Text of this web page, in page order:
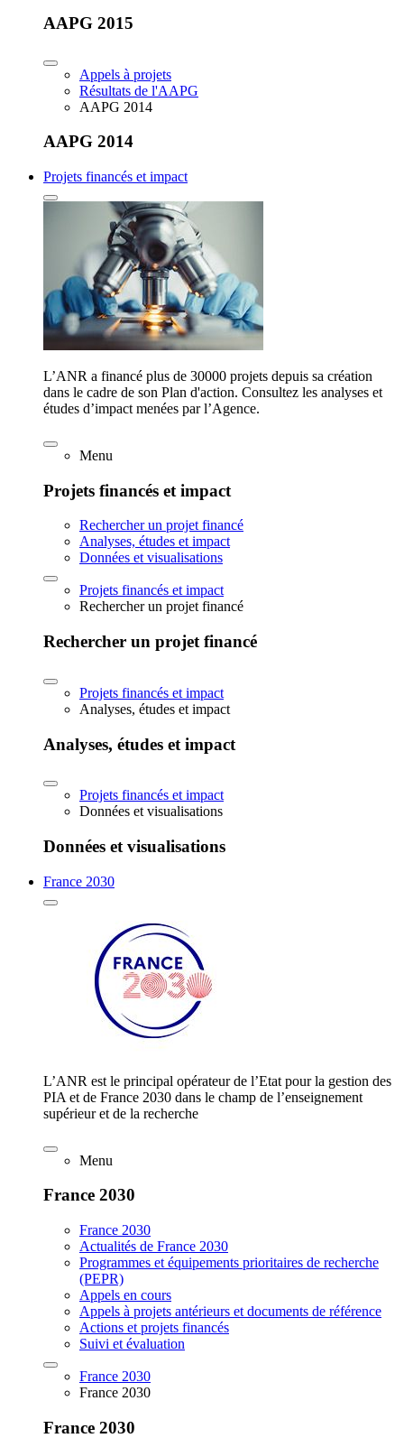
AAPG 2015
Appels à projets
Résultats de l'AAPG
AAPG 2014
AAPG 2014
Projets financés et impact
L’ANR a financé plus de 30000 projets depuis sa création
dans le cadre de son Plan d'action. Consultez les analyses et
études d’impact menées par l’Agence.
Menu
Projets financés et impact
Rechercher un projet financé
Analyses, études et impact
Données et visualisations
Projets financés et impact
Rechercher un projet financé
Rechercher un projet financé
Projets financés et impact
Analyses, études et impact
Analyses, études et impact
Projets financés et impact
Données et visualisations
Données et visualisations
France 2030
L’ANR est le principal opérateur de l’Etat pour la gestion des
PIA et de France 2030 dans le champ de l’enseignement
supérieur et de la recherche
Menu
France 2030
France 2030
Actualités de France 2030
Programmes et équipements prioritaires de recherche
(PEPR)
Appels en cours
Appels à projets antérieurs et documents de référence
Actions et projets financés
Suivi et évaluation
France 2030
France 2030
France 2030